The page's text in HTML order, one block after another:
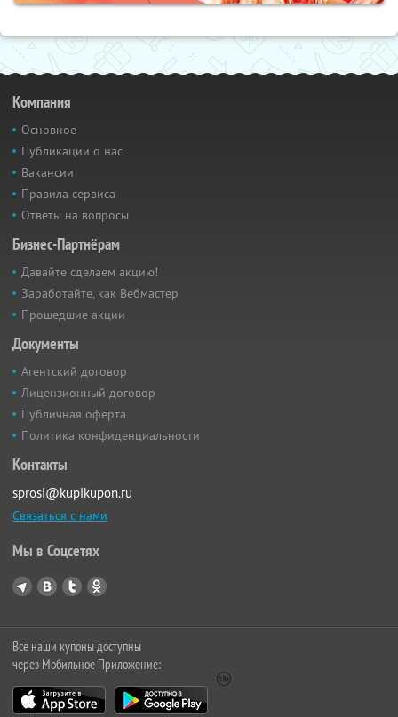
Компания
Основное
Публикации о нас
Вакансии
Правила сервиса
Ответы на вопросы
Бизнес-Партнёрам
Давайте сделаем акцию!
Заработайте, как Вебмастер
Прошедшие акции
Документы
Агентский договор
Лицензионный договор
Публичная оферта
Политика конфиденциальности
Контакты
sprosi@kupikupon.ru
Связаться с нами
Мы в Соцсетях
Все наши купоны доступны
через Мобильное Приложение: